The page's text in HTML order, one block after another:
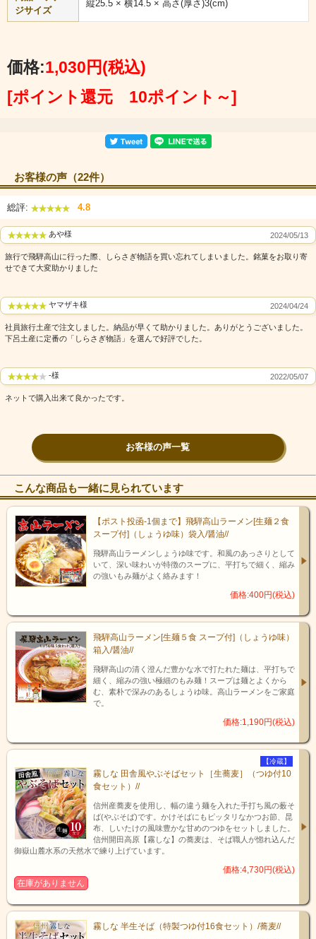
子。 サクサクとした歯触りに、程良い塩気。卵がふわりと香る香
じる美味しさ。 日本茶・紅茶・コーヒーとどんな飲み物にもとっ
てもよく合います。
“古来より温泉地として栄え、多くの湯治客を迎えてきた下呂温
が途方に暮れていた時、飛騨川の河原に怪我を負った一羽の白鷺
が舞い降りました。 不思議に思って村人が近づいてみると、そこ
これが下呂温泉に伝わる「白鷺伝説」。温泉発祥の伝説というこ
ともあり、下呂温泉には様々なところに白鷺をモチーフにしたオ
ブジェなどが設置されています。
「しらさぎ物語」は、下呂温泉発祥の由来である白鷺伝説を今に
伝えるお菓子として、1981年に誕生しました。 以降40年以上の長
い間、地元の方から観光に訪れる方に至るまで、下呂温泉銘菓と
して愛され続けてきました。 日々研究を重ねてさらなる美味しさ
を追求し、進化を続け、「変わらぬ美味しさ」を皆様にお届けす
る…その思いを胸に一心に取り組んできた結果、「子供の頃から
いる」、「一度食べて以来頻繁にお取り寄せしている」…そんな
嬉しいお言葉を、日々頂いております。
ジサイズ
縦25.5 × 横14.5 × 高さ(厚さ)3(cm)
価格:1,030円(税込)
[ポイント還元 10ポイント～]
お客様の声（22件）
総評: 4.8
あや様 2024/05/13
旅行で飛騨高山に行った際、しらさぎ物語を買い忘れてしまいました。銘菓をお取り寄
せできて大変助かりました
ヤマザキ様 2024/04/24
社員旅行土産で注文しました。納品が早くて助かりました。ありがとうございました。
下呂土産に定番の「しらさぎ物語」を選んで好評でした。
-様 2022/05/07
ネットで購入出来て良かったです。
お客様の声一覧
こんな商品も一緒に見られています
【ポスト投函-1個まで】飛騨高山ラーメン[生麺２食
スープ付]（しょうゆ味）袋入/醤油//
飛騨高山ラーメンしょうゆ味です。和風のあっさりとして
いて、深い味わいが特徴のスープに、平打ちで細く、縮み
の強いもみ麺がよく絡みます！
価格:400円(税込)
飛騨高山ラーメン[生麺５食 スープ付]（しょうゆ味）
箱入/醤油//
飛騨高山の清く澄んだ豊かな水で打たれた麺は、平打ちで
細く、縮みの強い極細のもみ麺！スープは麺とよくから
む、素朴で深みのあるしょうゆ味。高山ラーメンをご家庭
で。
価格:1,190円(税込)
【冷蔵】
霧しな 田舎風やぶそばセット［生蕎麦］（つゆ付10
食セット）//
信州産蕎麦を使用し、幅の違う麺を入れた手打ち風の薮そ
ば(やぶそば)です。かけそばにもピッタリなかつお節、昆
布、しいたけの風味豊かな甘めのつゆをセットしました。
信州開田高原【霧しな】の蕎麦は、そば職人が惚れ込んだ
御嶽山麓水系の天然水で練り上げています。
価格:4,730円(税込)
在庫がありません
霧しな 半生そば（特製つゆ付16食セット）/蕎麦//